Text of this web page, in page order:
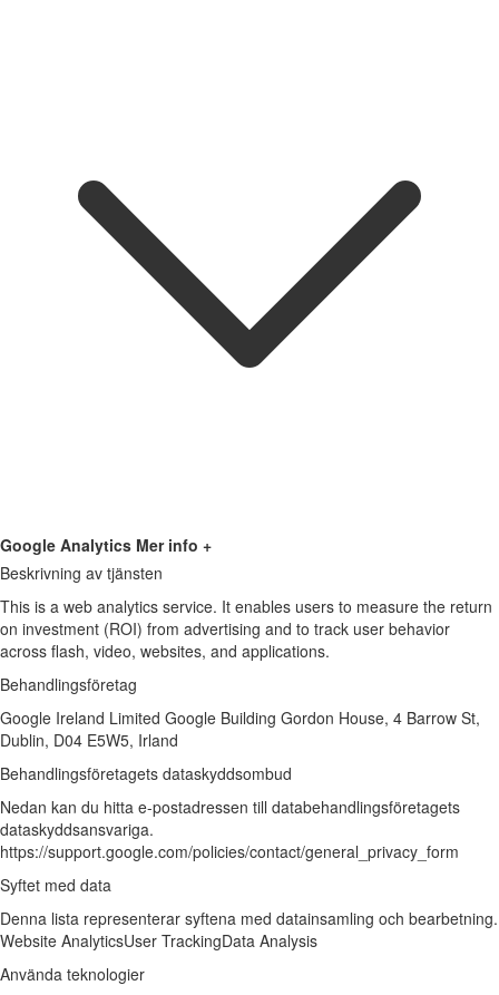
Google Analytics Mer info +
Beskrivning av tjänsten
This is a web analytics service. It enables users to measure the return
on investment (ROI) from advertising and to track user behavior
across flash, video, websites, and applications.
Behandlingsföretag
Google Ireland Limited Google Building Gordon House, 4 Barrow St,
Dublin, D04 E5W5, Irland
Behandlingsföretagets dataskyddsombud
Nedan kan du hitta e-postadressen till databehandlingsföretagets
dataskyddsansvariga.
https://support.google.com/policies/contact/general_privacy_form
Syftet med data
Denna lista representerar syftena med datainsamling och bearbetning.
Website AnalyticsUser TrackingData Analysis
Använda teknologier